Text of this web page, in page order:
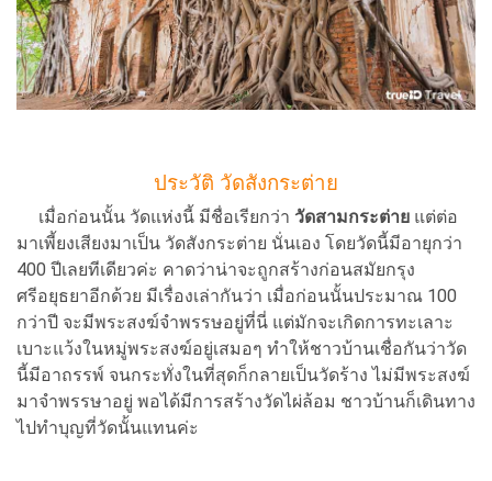
ประวัติ วัดสังกระต่าย
เมื่อก่อนนั้น วัดแห่งนี้ มีชื่อเรียกว่า วัดสามกระต่าย แต่ต่อ
มาเพี้ยงเสียงมาเป็น วัดสังกระต่าย นั่นเอง โดยวัดนี้มีอายุกว่า
400 ปีเลยทีเดียวค่ะ คาดว่าน่าจะถูกสร้างก่อนสมัยกรุง
ศรีอยุธยาอีกด้วย มีเรื่องเล่ากันว่า เมื่อก่อนนั้นประมาณ 100
กว่าปี จะมีพระสงฆ์จำพรรษอยู่ที่นี่ แต่มักจะเกิดการทะเลาะ
เบาะแว้งในหมู่พระสงฆ์อยู่เสมอๆ ทำให้ชาวบ้านเชื่อกันว่าวัด
นี้มีอาถรรพ์ จนกระทั่งในที่สุดก็กลายเป็นวัดร้าง ไม่มีพระสงฆ์
มาจำพรรษาอยู่ พอได้มีการสร้างวัดไผ่ล้อม ชาวบ้านก็เดินทาง
ไปทำบุญที่วัดนั้นแทนค่ะ